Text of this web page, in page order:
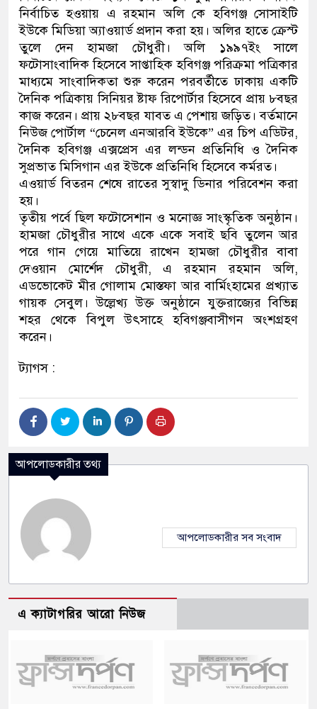
নির্বাচিত হওয়ায় এ রহমান অলি কে হবিগঞ্জ সোসাইটি
ইউকে মিডিয়া অ্যাওয়ার্ড প্রদান করা হয়। অলির হাতে ক্রেস্ট
তুলে দেন হামজা চৌধুরী। অলি ১৯৯৭ইং সালে
ফটোসাংবাদিক হিসেবে সাপ্তাহিক হবিগঞ্জ পরিক্রমা পত্রিকার
মাধ্যমে সাংবাদিকতা শুরু করেন পরবর্তীতে ঢাকায় একটি
দৈনিক পত্রিকায় সিনিয়র ষ্টাফ রিপোর্টার হিসেবে প্রায় ৮বছর
কাজ করেন। প্রায় ২৮বছর যাবত এ পেশায় জড়িত। বর্তমানে
নিউজ পোর্টাল “চেনেল এনআরবি ইউকে” এর চিপ এডিটর,
দৈনিক হবিগঞ্জ এক্সপ্রেস এর লন্ডন প্রতিনিধি ও দৈনিক
সুপ্রভাত মিসিগান এর ইউকে প্রতিনিধি হিসেবে কর্মরত।
এওয়ার্ড বিতরন শেষে রাতের সুস্বাদু ডিনার পরিবেশন করা
হয়।
তৃতীয় পর্বে ছিল ফটোসেশান ও মনোজ্ঞ সাংস্কৃতিক অনুষ্ঠান।
হামজা চৌধুরীর সাথে একে একে সবাই ছবি তুলেন আর
পরে গান গেয়ে মাতিয়ে রাখেন হামজা চৌধুরীর বাবা
দেওয়ান মোর্শেদ চৌধুরী, এ রহমান রহমান অলি,
এডভোকেট মীর গোলাম মোস্তফা আর বার্মিংহামের প্রখ্যাত
গায়ক সেবুল। উল্লেখ্য উক্ত অনুষ্ঠানে যুক্তরাজ্যের বিভিন্ন
শহর থেকে বিপুল উৎসাহে হবিগঞ্জবাসীগন অংশগ্রহণ
করেন।
ট্যাগস :
আপলোডকারীর তথ্য
আপলোডকারীর সব সংবাদ
এ ক্যাটাগরির আরো নিউজ